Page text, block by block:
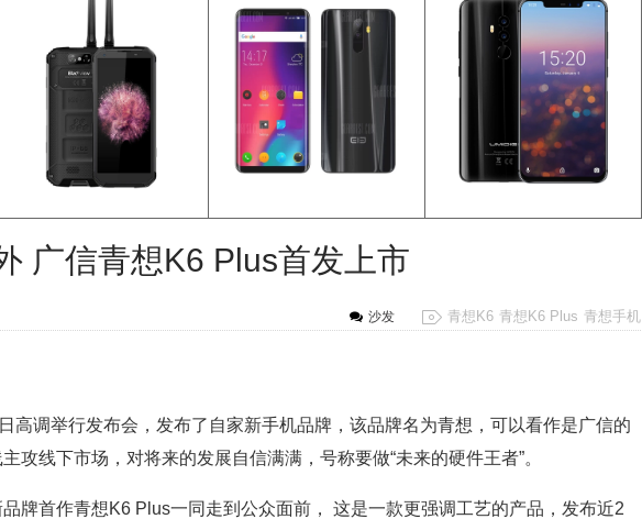
广信青想K6 Plus首发上市
青想K6 青想K6 Plus 青想手机
沙发
高调举行发布会，发布了自家新手机品牌，该品牌名为青想，可以看作是广信的
攻线下市场，对将来的发展自信满满，号称要做“未来的硬件王者”。
牌首作青想K6 Plus一同走到公众面前， 这是一款更强调工艺的产品，发布近2